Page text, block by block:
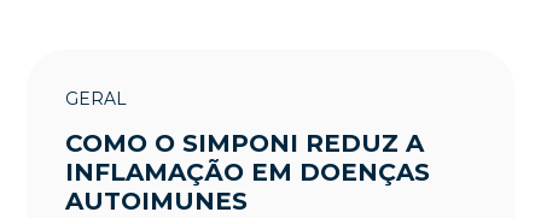
GERAL
COMO O SIMPONI REDUZ A
INFLAMAÇÃO EM DOENÇAS
AUTOIMUNES